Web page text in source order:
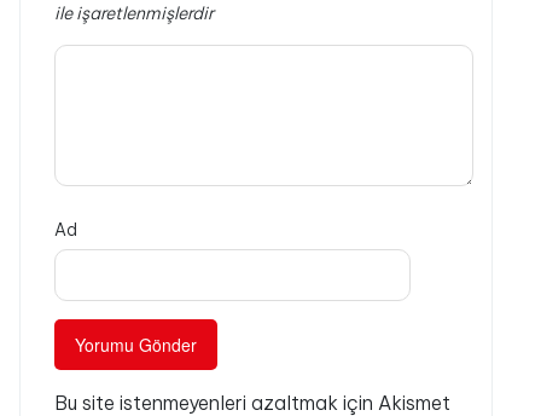
ile işaretlenmişlerdir
Ad
Bu site istenmeyenleri azaltmak için Akismet